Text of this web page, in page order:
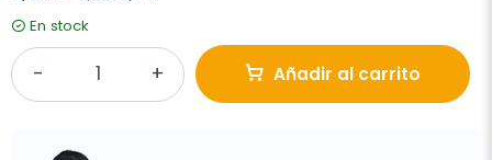
En stock
Añadir al carrito